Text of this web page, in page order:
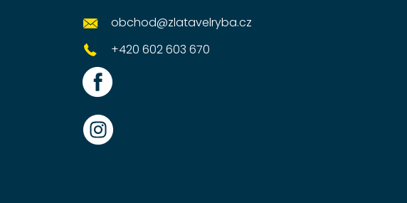
obchod@zlatavelryba.cz
+420 602 603 670